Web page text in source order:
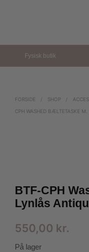
Fysisk butik
FORSIDE / SHOP /
CPH WASHED BÆLTETASKE
BTF-CPH
Lynlås
550,00 kr.
På lager